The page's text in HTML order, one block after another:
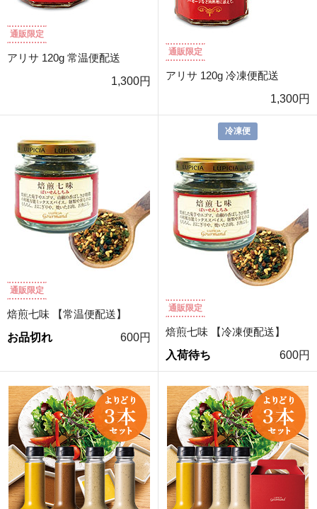
通販限定
アリサ 120g 常温便配送
1,300円
通販限定
アリサ 120g 冷凍便配送
1,300円
通販限定
焙煎七味 【常温便配送】
お品切れ
600円
冷凍便
通販限定
焙煎七味 【冷凍便配送】
入荷待ち
600円